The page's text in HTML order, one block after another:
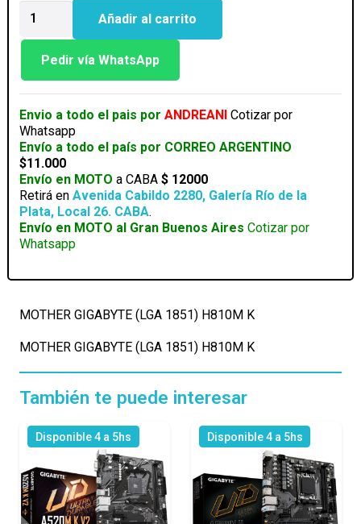
GIGABYTE
(LGA
1851)
Añadir al carrito
Pedir vía WhatsApp
Envio a todo el pais por ANDREANI Cotizar por
Whatsapp
Envío a todo el país por CORREO ARGENTINO
$11.000
Envío en MOTO a CABA$ 12000
Retirá enAvenida Cabildo 2280, Galería Río de la
Plata, Local 26. CABA.
Envío en MOTO al Gran Buenos Aires Cotizar por
Whatsapp
MOTHER GIGABYTE (LGA 1851) H810M K
MOTHER GIGABYTE (LGA 1851) H810M K
También te puede interesar
Disponible 4 a 5hs Disponible 4 a 5hs